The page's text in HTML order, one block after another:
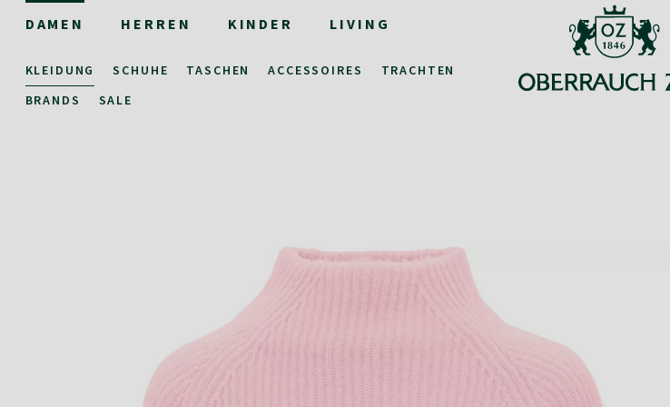
DAMEN HERREN KINDER LIVING
KLEIDUNG SCHUHE TASCHEN ACCESSOIRES
TRACHTEN
BRANDS
SALE